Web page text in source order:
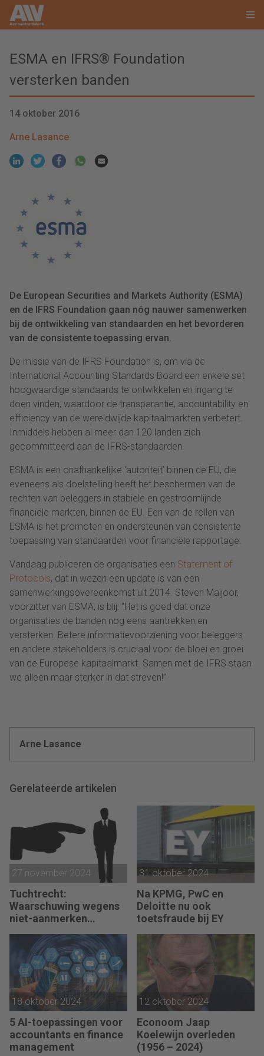
ESMA en IFRS® Foundation
versterken banden
14 oktober 2016
Arne Lasance
De European Securities and Markets Authority (ESMA)
en de IFRS Foundation gaan nóg nauwer samenwerken
bij de ontwikkeling van standaarden en het bevorderen
van de consistente toepassing ervan.
De missie van de IFRS Foundation is, om via de
International Accounting Standards Board een enkele set
hoogwaardige standaards te ontwikkelen en ingang te
doen vinden, waardoor de transparantie, accountability en
efficiency van de wereldwijde kapitaalmarkten verbetert.
Inmiddels hebben al meer dan 120 landen zich
gecommitteerd aan de IFRS-standaarden.
ESMA is een onafhankelijke ‘autoriteit’ binnen de EU, die
eveneens als doelstelling heeft het beschermen van de
rechten van beleggers in stabiele en gestroomlijnde
financiële markten, binnen de EU. Een van de rollen van
ESMA is het promoten en ondersteunen van consistente
toepassing van standaarden voor financiële rapportage.
Vandaag publiceren de organisaties een Statement of
Protocols, dat in wezen een update is van een
samenwerkingsovereenkomst uit 2014. Steven Maijoor,
voorzitter van ESMA, is blij: “Het is goed dat onze
organisaties de banden nog eens aantrekken en
versterken. Betere informatievoorziening voor beleggers
en andere stakeholders is cruciaal voor de bloei en groei
van de Europese kapitaalmarkt. Samen met de IFRS staan
we alleen maar sterker in dat streven!”
Arne Lasance
Gerelateerde artikelen
27 november 2024
Tuchtrecht:
Waarschuwing wegens
niet-aanmerken
juridische kosten als
‘significante
aangelegenheid’
31 oktober 2024
Na KPMG, PwC en
Deloitte nu ook
toetsfraude bij EY
18 oktober 2024
5 AI-toepassingen voor
accountants en finance
management
12 oktober 2024
Econoom Jaap
Koelewijn overleden
(1956 – 2024)